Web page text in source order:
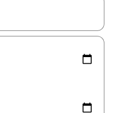
les en utilisant